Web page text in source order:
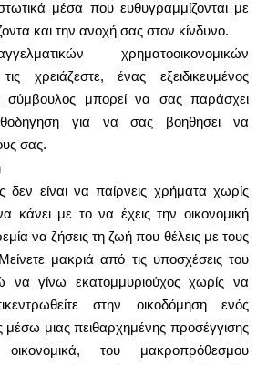
μέσα που ευθυγραμμίζονται με
και την ανοχή σας στον κίνδυνο.
χρηματοοικονομικών
χρειάζεστε, ένας εξειδικευμένος
σύμβουλος μπορεί να σας παράσχει
για να σας βοηθήσει να
σας.
δεν είναι να παίρνεις χρήματα χωρίς
κάνει με το να έχεις την οικονομική
να ζήσεις τη ζωή που θέλεις με τους
μακριά από τις υποσχέσεις του
γίνω εκατομμυριούχος χωρίς να
στην οικοδόμηση ενός
μέσω μιας πειθαρχημένης προσέγγισης
του μακροπρόθεσμου